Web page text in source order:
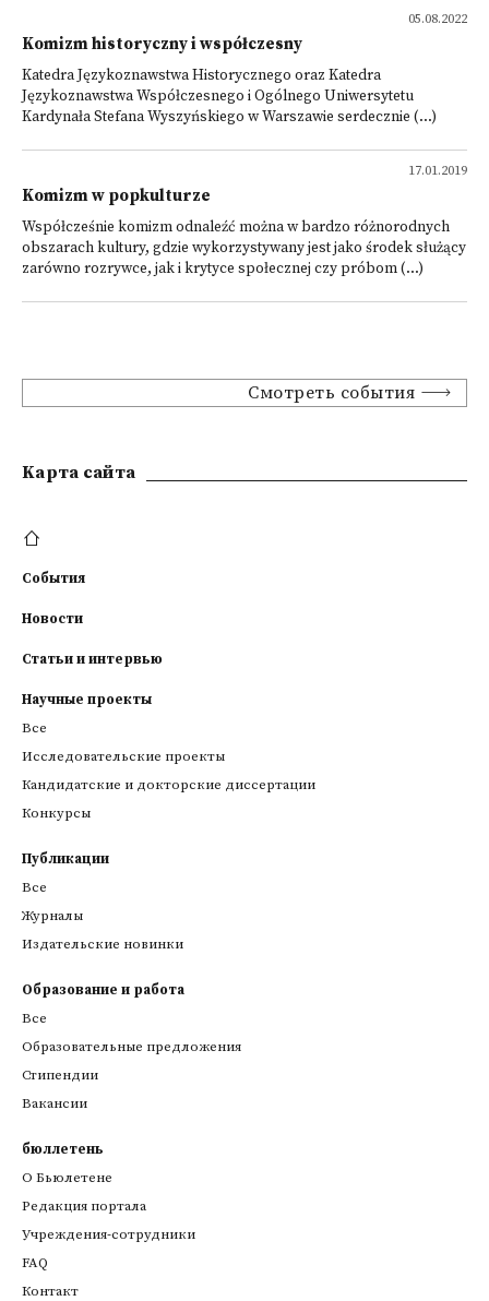
05.08.2022
Komizm historyczny i współczesny
Katedra Językoznawstwa Historycznego oraz Katedra
Językoznawstwa Współczesnego i Ogólnego Uniwersytetu
Kardynała Stefana Wyszyńskiego w Warszawie serdecznie (...)
17.01.2019
Komizm w popkulturze
Współcześnie komizm odnaleźć można w bardzo różnorodnych
obszarach kultury, gdzie wykorzystywany jest jako środek służący
zarówno rozrywce, jak i krytyce społecznej czy próbom (...)
Смотреть события
Kарта сайта
События
Новости
Статьи и интервью
Научные проекты
Все
Исследовательские проекты
Кандидатские и докторские диссертации
Конкурсы
Публикации
Все
Журналы
Издательские новинки
Образование и работа
Все
Образовательные предложения
Стипендии
Вакансии
бюллетень
О Бьюлетене
Редакция портала
Учреждения-сотрудники
FAQ
Контакт